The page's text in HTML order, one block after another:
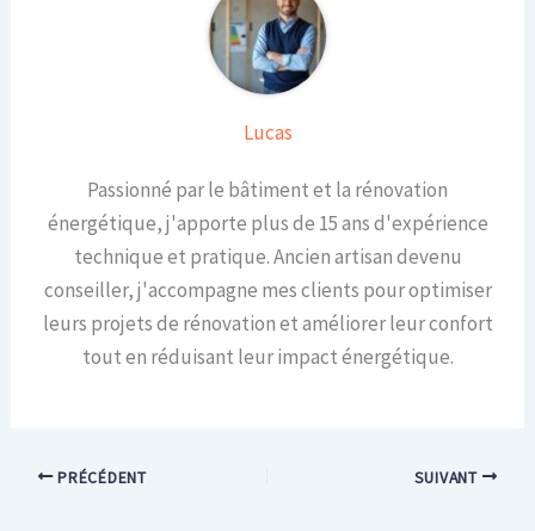
Lucas
Passionné par le bâtiment et la rénovation
énergétique, j'apporte plus de 15 ans d'expérience
technique et pratique. Ancien artisan devenu
conseiller, j'accompagne mes clients pour optimiser
leurs projets de rénovation et améliorer leur confort
tout en réduisant leur impact énergétique.
PRÉCÉDENT SUIVANT